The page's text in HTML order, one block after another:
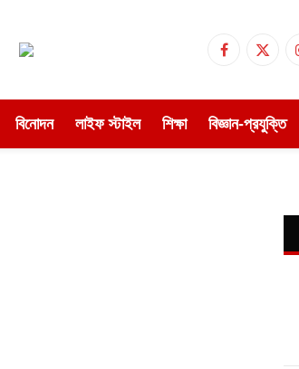
Facebook
X
বিনোদন লাইফ স্টাইল শিক্ষা বিজ্ঞান-প্রযুক্তি